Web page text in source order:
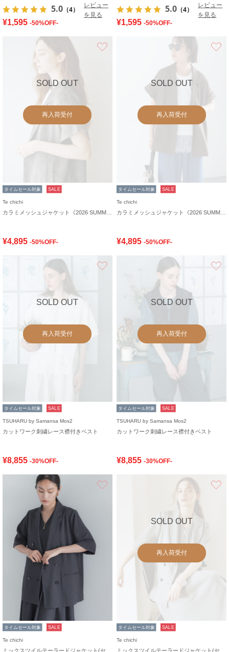
5.0 （4）
レビュー
を見る
¥1,595 -50%OFF-
5.0 （4）
レビュー
を見る
¥1,595 -50%OFF-
SOLD OUT
再入荷受付
タイムセール対象 SALE
Te chichi
¥4,895 -50%OFF-
SOLD OUT
再入荷受付
タイムセール対象 SALE
Te chichi
¥4,895 -50%OFF-
SOLD OUT
再入荷受付
タイムセール対象 SALE
TSUHARU by Samansa Mos2
カットワーク刺繍レース襟付きベスト
¥8,855 -30%OFF-
SOLD OUT
再入荷受付
タイムセール対象 SALE
TSUHARU by Samansa Mos2
カットワーク刺繍レース襟付きベスト
¥8,855 -30%OFF-
タイムセール対象 SALE
Te chichi
SOLD OUT
再入荷受付
タイムセール対象 SALE
Te chichi